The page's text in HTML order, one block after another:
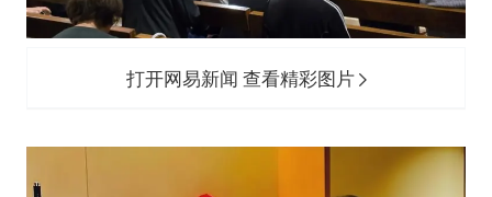
打开网易新闻 查看精彩图片